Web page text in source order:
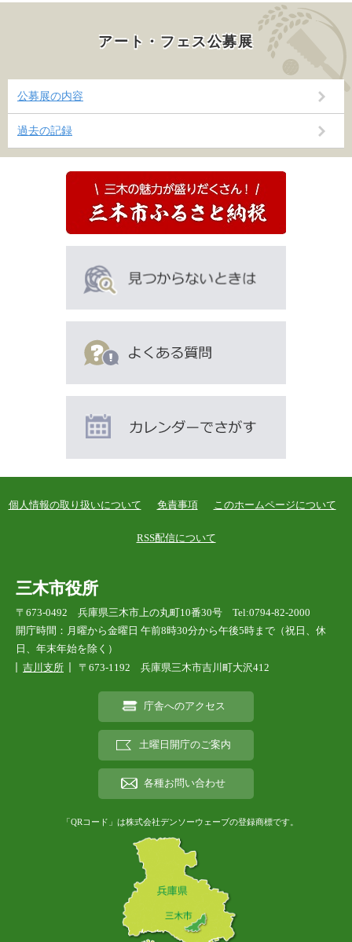
アート・フェス公募展
公募展の内容
過去の記録
個人情報の取り扱いについて 免責事項 このホームページについて
RSS配信について
三木市役所
〒673-0492 兵庫県三木市上の丸町10番30号 Tel:0794-82-2000
開庁時間：月曜から金曜日 午前8時30分から午後5時まで（祝日、休
日、年末年始を除く）
吉川支所
〒673-1192 兵庫県三木市吉川町大沢412
庁舎へのアクセス
土曜日開庁のご案内
各種お問い合わせ
「QRコード」は株式会社デンソーウェーブの登録商標です。